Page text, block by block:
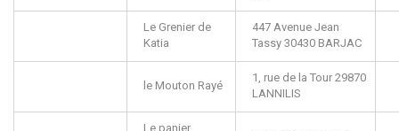
Le Grenier de
Katia
447 Avenue Jean
Tassy 30430 BARJAC
le Mouton Rayé
1, rue de la Tour 29870
LANNILIS
Le panier